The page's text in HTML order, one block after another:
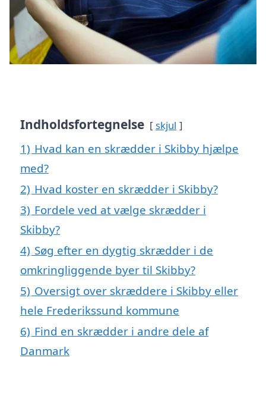
Indholdsfortegnelse skjul
1) Hvad kan en skrædder i Skibby hjælpe
med?
2) Hvad koster en skrædder i Skibby?
3) Fordele ved at vælge skrædder i
Skibby?
4) Søg efter en dygtig skrædder i de
omkringliggende byer til Skibby?
5) Oversigt over skræddere i Skibby eller
hele Frederikssund kommune
6) Find en skrædder i andre dele af
Danmark